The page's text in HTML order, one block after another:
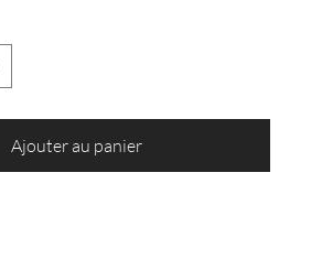
Ajouter au panier